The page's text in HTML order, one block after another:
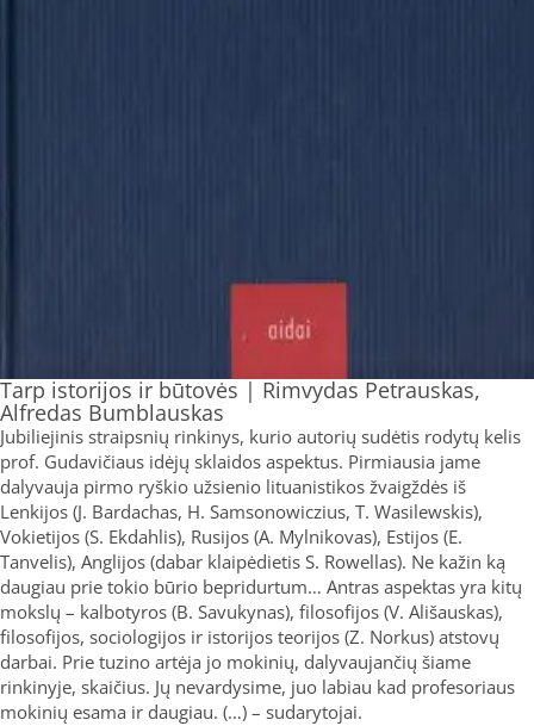
Tarp istorijos ir būtovės | Rimvydas Petrauskas,
Alfredas Bumblauskas
Jubiliejinis straipsnių rinkinys, kurio autorių sudėtis rodytų kelis
prof. Gudavičiaus idėjų sklaidos aspektus. Pirmiausia jame
dalyvauja pirmo ryškio užsienio lituanistikos žvaigždės iš
Lenkijos (J. Bardachas, H. Samsonowiczius, T. Wasilewskis),
Vokietijos (S. Ekdahlis), Rusijos (A. Mylnikovas), Estijos (E.
Tanvelis), Anglijos (dabar klaipėdietis S. Rowellas). Ne kažin ką
daugiau prie tokio būrio bepridurtum… Antras aspektas yra kitų
mokslų – kalbotyros (B. Savukynas), filosofijos (V. Ališauskas),
filosofijos, sociologijos ir istorijos teorijos (Z. Norkus) atstovų
darbai. Prie tuzino artėja jo mokinių, dalyvaujančių šiame
rinkinyje, skaičius. Jų nevardysime, juo labiau kad profesoriaus
mokinių esama ir daugiau. (…) – sudarytojai.